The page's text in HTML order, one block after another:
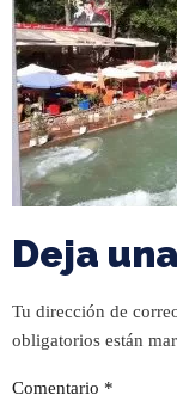
Deja
Tu dirección de
obligatorios están
Comentario *